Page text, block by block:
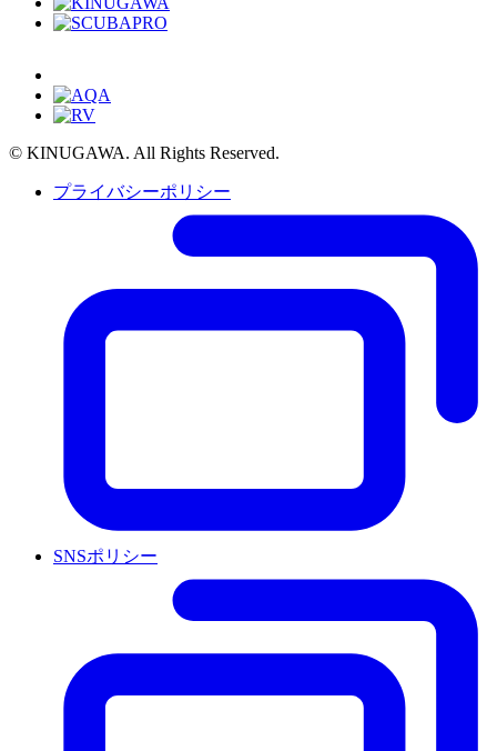
© KINUGAWA. All Rights Reserved.
プライバシーポリシー
SNSポリシー